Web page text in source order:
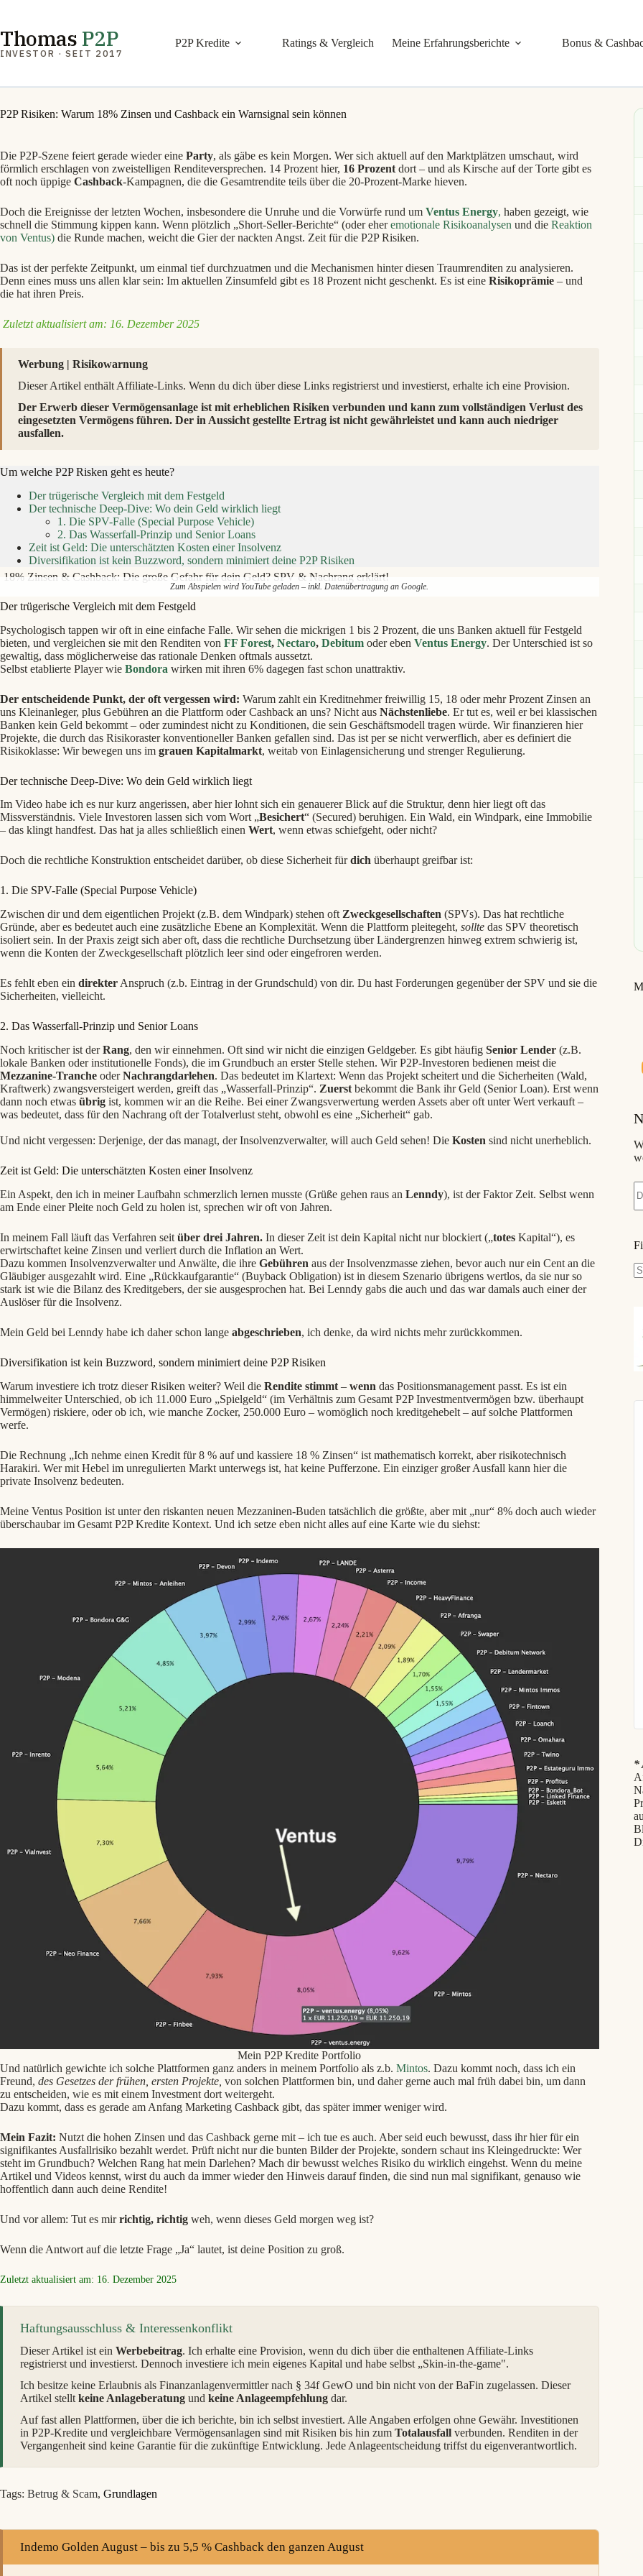
springen
Thomas P2P
INVESTOR · SEIT 2017
P2P Kredite Ratings & Vergleich Meine Erfahrungsberichte Bonus &
P2P Risiken: Warum 18% Zinsen und Cashback ein Warnsignal sein können
Die P2P-Szene feiert gerade wieder eine Party, als gäbe es kein Morgen. Wer sich aktuell auf den Marktplätzen umschaut, wird
förmlich erschlagen von zweistelligen Renditeversprechen. 14 Prozent hier, 16 Prozent dort – und als Kirsche auf der Torte gibt es
oft noch üppige Cashback-Kampagnen, die die Gesamtrendite teils über die 20-Prozent-Marke hieven.
Doch die Ereignisse der letzten Wochen, insbesondere die Unruhe und die Vorwürfe rund um Ventus Energy, haben gezeigt, wie
schnell die Stimmung kippen kann. Wenn plötzlich „Short-Seller-Berichte“ (oder eheremotionale Risikoanalysen und die Reaktion
von Ventus) die Runde machen, weicht die Gier der nackten Angst. Zeit für die P2P Risiken.
Das ist der perfekte Zeitpunkt, um einmal tief durchzuatmen und die Mechanismen hinter diesen Traumrenditen zu analysieren.
Denn eines muss uns allen klar sein: Im aktuellen Zinsumfeld gibt es 18 Prozent nicht geschenkt. Es ist eine Risikoprämie – und
die hat ihren Preis.
Zuletzt aktualisiert am: 16. Dezember 2025
Werbung | Risikowarnung
Dieser Artikel enthält Affiliate-Links. Wenn du dich über diese Links registrierst und investierst, erhalte ich eine Provision.
Der Erwerb dieser Vermögensanlage ist mit erheblichen Risiken verbunden und kann zum vollständigen Verlust des
eingesetzten Vermögens führen. Der in Aussicht gestellte Ertrag ist nicht gewährleistet und kann auch niedriger
ausfallen.
Um welche P2P Risken geht es heute?
Der trügerische Vergleich mit dem Festgeld
Der technische Deep-Dive: Wo dein Geld wirklich liegt
1. Die SPV-Falle (Special Purpose Vehicle)
2. Das Wasserfall-Prinzip und Senior Loans
Zeit ist Geld: Die unterschätzten Kosten einer Insolvenz
Diversifikation ist kein Buzzword, sondern minimiert deine P2P Risiken
18% Zinsen & Cashback: Die große Gefahr für dein Geld? SPV & Nachrang erklärt!
Zum Abspielen wird YouTube geladen – inkl. Datenübertragung an Google.
Der trügerische Vergleich mit dem Festgeld
Psychologisch tappen wir oft in eine einfache Falle. Wir sehen die mickrigen 1 bis 2 Prozent, die uns Banken aktuell für Festgeld
bieten, und vergleichen sie mit den Renditen von FF Forest, Nectaro, Debitum oder eben Ventus Energy. Der Unterschied ist so
gewaltig, dass möglicherweise das rationale Denken oftmals aussetzt.
Selbst etablierte Player wie Bondora wirken mit ihren 6% dagegen fast schon unattraktiv.
Der entscheidende Punkt, der oft vergessen wird: Warum zahlt ein Kreditnehmer freiwillig 15, 18 oder mehr Prozent Zinsen an
uns Kleinanleger, plus Gebühren an die Plattform oder Cashback an uns? Nicht aus Nächstenliebe. Er tut es, weil er bei klassischen
Banken kein Geld bekommt – oder zumindest nicht zu Konditionen, die sein Geschäftsmodell tragen würde. Wir finanzieren hier
Projekte, die durch das Risikoraster konventioneller Banken gefallen sind. Das ist per se nicht verwerflich, aber es definiert die
Risikoklasse: Wir bewegen uns im grauen Kapitalmarkt, weitab von Einlagensicherung und strenger Regulierung.
Der technische Deep-Dive: Wo dein Geld wirklich liegt
Im Video habe ich es nur kurz angerissen, aber hier lohnt sich ein genauerer Blick auf die Struktur, denn hier liegt oft das
Missverständnis. Viele Investoren lassen sich vom Wort „Besichert“ (Secured) beruhigen. Ein Wald, ein Windpark, eine Immobilie
– das klingt handfest. Das hat ja alles schließlich einen Wert, wenn etwas schiefgeht, oder nicht?
Doch die rechtliche Konstruktion entscheidet darüber, ob diese Sicherheit fürdich überhaupt greifbar ist:
1. Die SPV-Falle (Special Purpose Vehicle)
Zwischen dir und dem eigentlichen Projekt (z.B. dem Windpark) stehen oft Zweckgesellschaften (SPVs). Das hat rechtliche
Gründe, aber es bedeutet auch eine zusätzliche Ebene an Komplexität. Wenn die Plattform pleitegeht, sollte das SPV theoretisch
isoliert sein. In der Praxis zeigt sich aber oft, dass die rechtliche Durchsetzung über Ländergrenzen hinweg extrem schwierig ist,
wenn die Konten der Zweckgesellschaft plötzlich leer sind oder eingefroren werden.
Es fehlt eben ein direkter Anspruch (z.b. Eintrag in der Grundschuld) von dir. Du hast Forderungen gegenüber der SPV und sie die
Sicherheiten, vielleicht.
2. Das Wasserfall-Prinzip und Senior Loans
Noch kritischer ist derRang, den wir einnehmen. Oft sind wir nicht die einzigen Geldgeber. Es gibt häufig Senior Lender (z.B.
lokale Banken oder institutionelle Fonds), die im Grundbuch an erster Stelle stehen. Wir P2P-Investoren bedienen meist die
Mezzanine-Tranche oderNachrangdarlehen. Das bedeutet im Klartext: Wenn das Projekt scheitert und die Sicherheiten (Wald,
Kraftwerk) zwangsversteigert werden, greift das „Wasserfall-Prinzip“. Zuerst bekommt die Bank ihr Geld (Senior Loan). Erst wenn
dann noch etwas übrig ist, kommen wir an die Reihe. Bei einer Zwangsverwertung werden Assets aber oft unter Wert verkauft –
was bedeutet, dass für den Nachrang oft der Totalverlust steht, obwohl es eine „Sicherheit“ gab.
Und nicht vergessen: Derjenige, der das managt, der Insolvenzverwalter, will auch Geld sehen! Die Kosten sind nicht unerheblich.
Zeit ist Geld: Die unterschätzten Kosten einer Insolvenz
Ein Aspekt, den ich in meiner Laufbahn schmerzlich lernen musste (Grüße gehen raus an Lenndy), ist der Faktor Zeit. Selbst wenn
am Ende einer Pleite noch Geld zu holen ist, sprechen wir oft von Jahren.
In meinem Fall läuft das Verfahren seit über drei Jahren. In dieser Zeit ist dein Kapital nicht nur blockiert („totes Kapital“), es
erwirtschaftet keine Zinsen und verliert durch die Inflation an Wert.
Dazu kommen Insolvenzverwalter und Anwälte, die ihre Gebühren aus der Insolvenzmasse ziehen, bevor auch nur ein Cent an die
Gläubiger ausgezahlt wird. Eine „Rückkaufgarantie“ (Buyback Obligation) ist in diesem Szenario übrigens wertlos, da sie nur so
stark ist wie die Bilanz des Kreditgebers, der sie ausgesprochen hat. Bei Lenndy gabs die auch und das war damals auch einer der
Auslöser für die Insolvenz.
Mein Geld bei Lenndy habe ich daher schon lange abgeschrieben, ich denke, da wird nichts mehr zurückkommen.
Diversifikation ist kein Buzzword, sondern minimiert deine P2P Risiken
Warum investiere ich trotz dieser Risiken weiter? Weil die Rendite stimmt – wenn das Positionsmanagement passt. Es ist ein
himmelweiter Unterschied, ob ich 11.000 Euro „Spielgeld“ (im Verhältnis zum Gesamt P2P Investmentvermögen bzw. überhaupt
Vermögen) riskiere, oder ob ich, wie manche Zocker, 250.000 Euro – womöglich noch kreditgehebelt – auf solche Plattformen
werfe.
Die Rechnung „Ich nehme einen Kredit für 8 % auf und kassiere 18 % Zinsen“ ist mathematisch korrekt, aber risikotechnisch
Harakiri. Wer mit Hebel im unregulierten Markt unterwegs ist, hat keine Pufferzone. Ein einziger großer Ausfall kann hier die
private Insolvenz bedeuten.
Meine Ventus Position ist unter den riskanten neuen Mezzaninen-Buden tatsächlich die größte, aber mit „nur“ 8% doch auch wieder
überschaubar im Gesamt P2P Kredite Kontext. Und ich setze eben nicht alles auf eine Karte wie du siehst:
Mein P2P Kredite Portfolio
Und natürlich gewichte ich solche Plattformen ganz anders in meinem Portfolio als z.b. Mintos. Dazu kommt noch, dass ich ein
Freund, des Gesetzes der frühen, ersten Projekte, von solchen Plattformen bin, und daher gerne auch mal früh dabei bin, um dann
zu entscheiden, wie es mit einem Investment dort weitergeht.
Dazu kommt, dass es gerade am Anfang Marketing Cashback gibt, das später immer weniger wird.
Mein Fazit: Nutzt die hohen Zinsen und das Cashback gerne mit – ich tue es auch. Aber seid euch bewusst, dass ihr hier für ein
signifikantes Ausfallrisiko bezahlt werdet. Prüft nicht nur die bunten Bilder der Projekte, sondern schaut ins Kleingedruckte: Wer
steht im Grundbuch? Welchen Rang hat mein Darlehen? Mach dir bewusst welches Risiko du wirklich eingehst. Wenn du meine
Artikel und Videos kennst, wirst du auch da immer wieder den Hinweis darauf finden, die sind nun mal signifikant, genauso wie
hoffentlich dann auch deine Rendite!
Und vor allem: Tut es mirrichtig, richtig weh, wenn dieses Geld morgen weg ist?
Wenn die Antwort auf die letzte Frage „Ja“ lautet, ist deine Position zu groß.
Zuletzt aktualisiert am: 16. Dezember 2025
Haftungsausschluss & Interessenkonflikt
Dieser Artikel ist ein Werbebeitrag. Ich erhalte eine Provision, wenn du dich über die enthaltenen Affiliate-Links
registrierst und investierst. Dennoch investiere ich mein eigenes Kapital und habe selbst „Skin-in-the-game".
Ich besitze keine Erlaubnis als Finanzanlagenvermittler nach § 34f GewO und bin nicht von der BaFin zugelassen. Dieser
Artikel stellt keine Anlageberatung und keine Anlageempfehlung dar.
Auf fast allen Plattformen, über die ich berichte, bin ich selbst investiert. Alle Angaben erfolgen ohne Gewähr. Investitionen
in P2P-Kredite und vergleichbare Vermögensanlagen sind mit Risiken bis hin zum Totalausfall verbunden. Renditen in der
Vergangenheit sind keine Garantie für die zukünftige Entwicklung. Jede Anlageentscheidung triffst du eigenverantwortlich.
Tags: Betrug & Scam, Grundlagen
Indemo Golden August – bis zu 5,5 % Cashback den ganzen August
*